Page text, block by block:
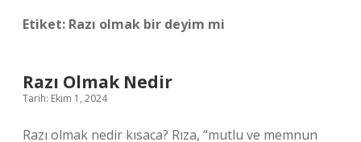
Etiket: Razı olmak bir deyim mi
Razı Olmak Nedir
Tarih: Ekim 1, 2024
Razı olmak nedir kısaca? Rıza, “mutlu ve memnun